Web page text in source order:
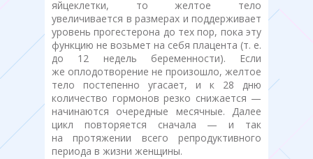
яйцеклетки, то желтое тело
увеличивается в размерах и поддерживает
уровень прогестерона до тех пор, пока эту
функцию не возьмет на себя плацента (т. е.
до 12 недель беременности). Если
же оплодотворение не произошло, желтое
тело постепенно угасает, и к 28 дню
количество гормонов резко снижается —
начинаются очередные месячные. Далее
цикл повторяется сначала — и так
на протяжении всего репродуктивного
периода в жизни женщины.